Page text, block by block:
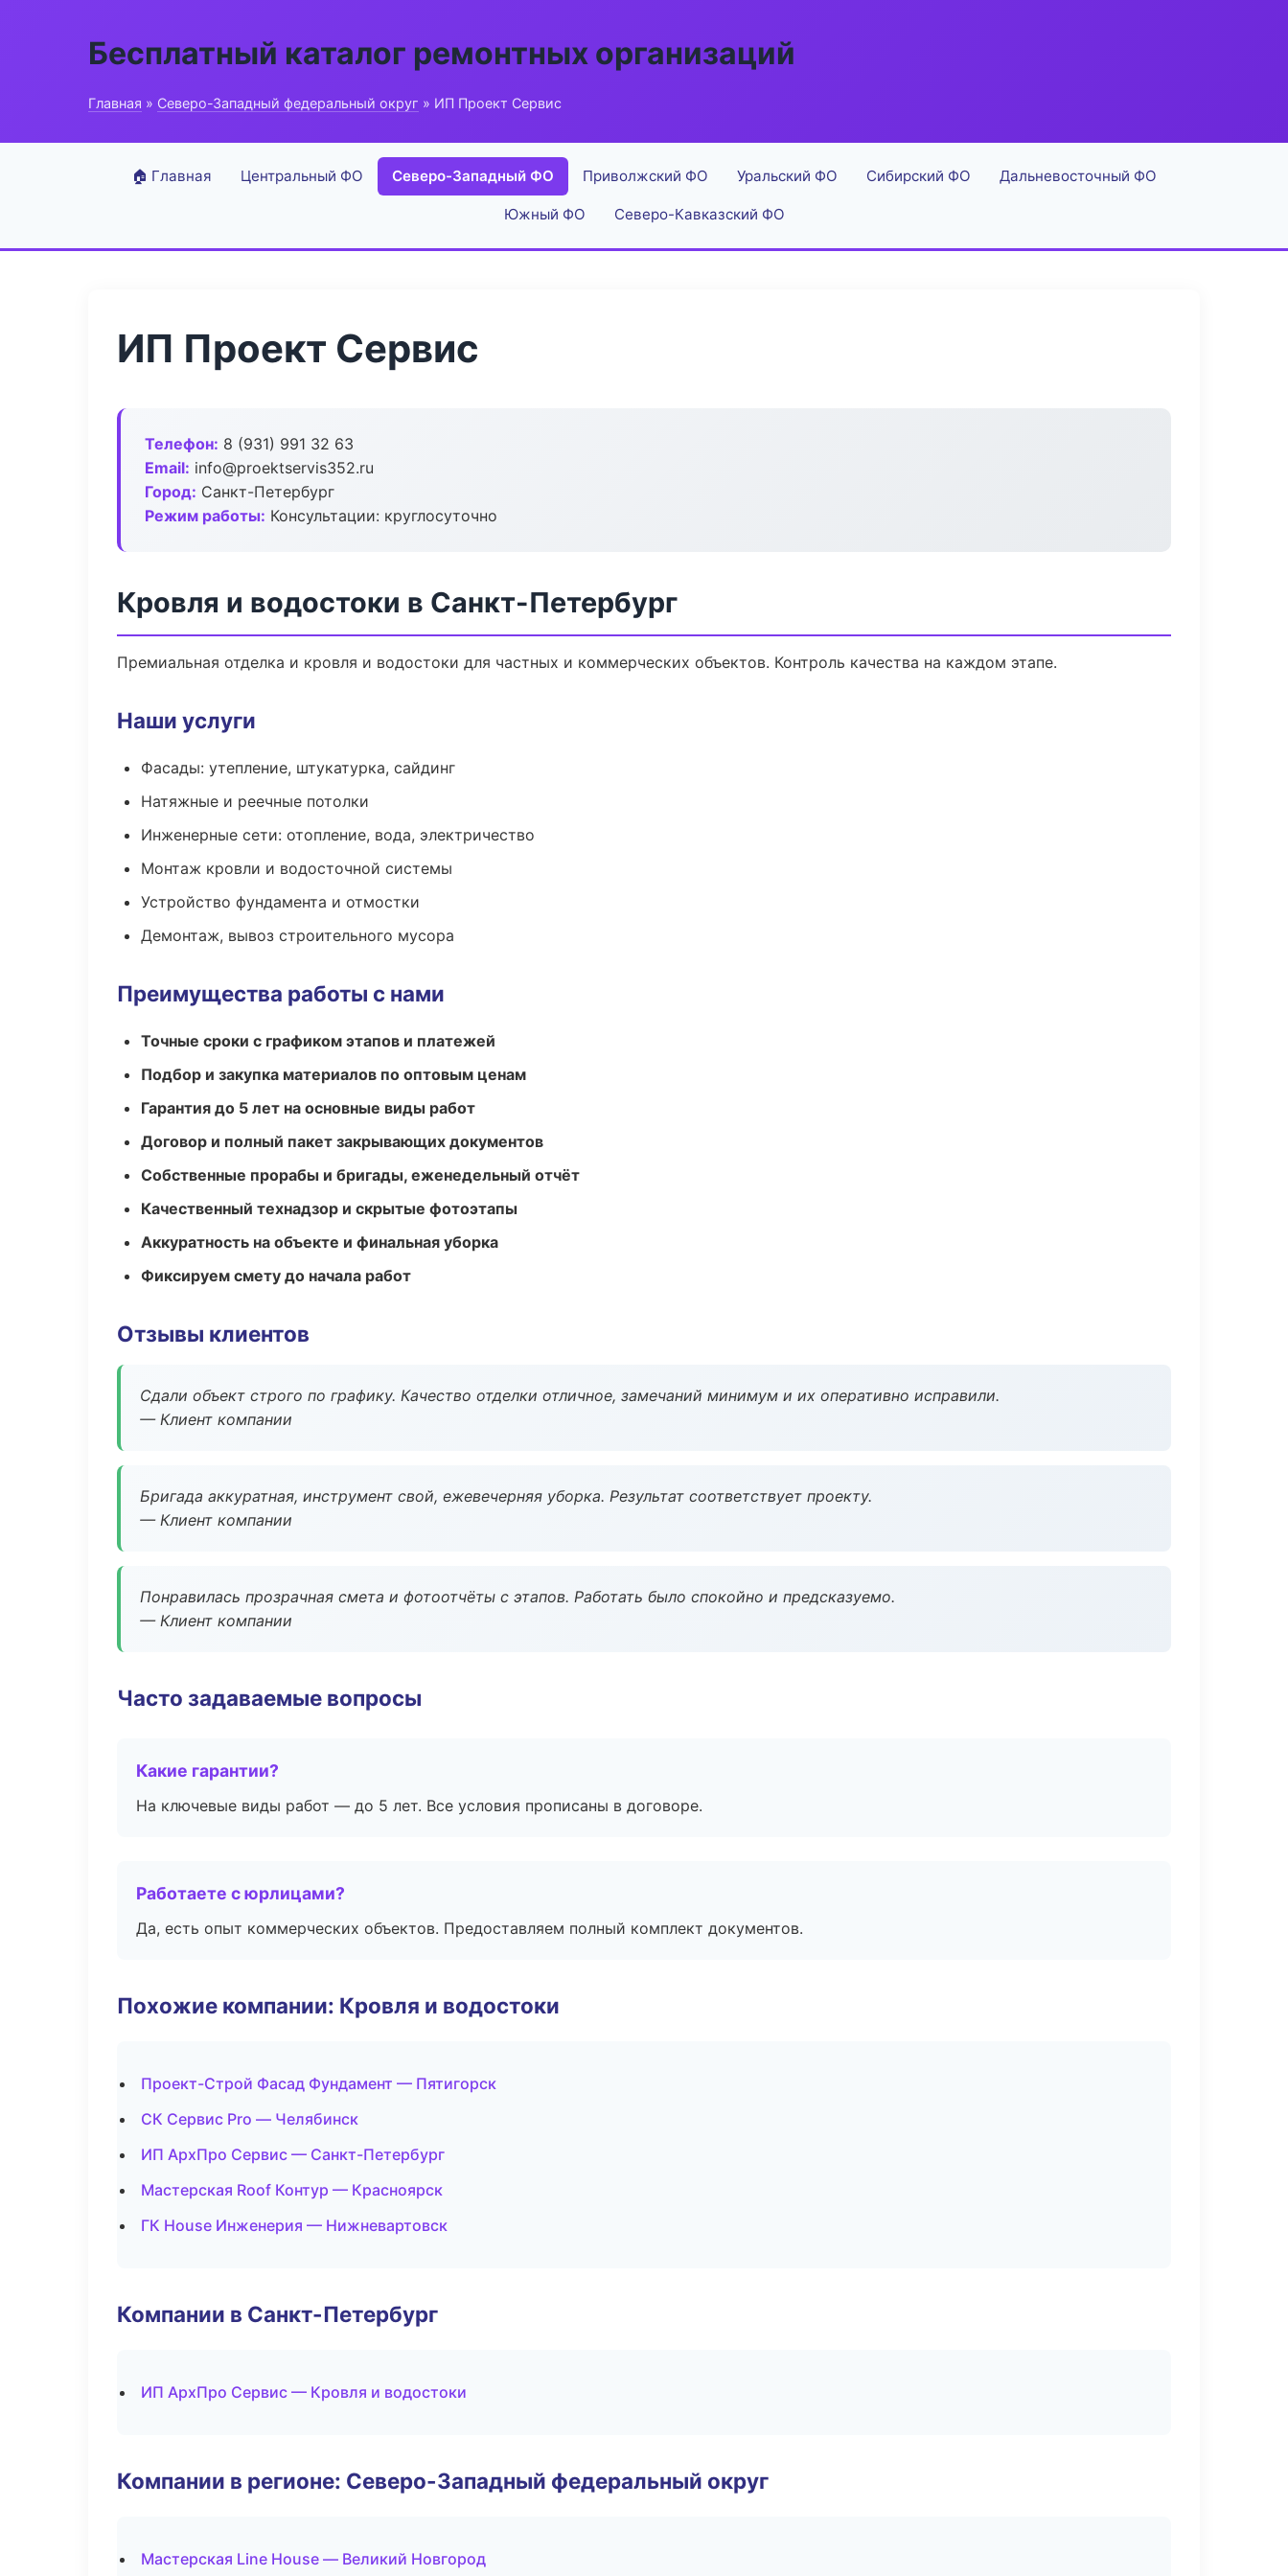
Бесплатный каталог ремонтных организаций
Главная » Северо-Западный федеральный округ » ИП Проект Сервис
🏠 Главная Центральный ФО Северо-Западный ФО Приволжский ФО Уральский ФО Сибирский ФО Дальневосточный ФО
Южный ФО Северо-Кавказский ФО
ИП Проект Сервис
Телефон: 8 (931) 991 32 63
Email: info@proektservis352.ru
Город: Санкт-Петербург
Режим работы: Консультации: круглосуточно
Кровля и водостоки в Санкт-Петербург
Премиальная отделка и кровля и водостоки для частных и коммерческих объектов. Контроль качества на каждом этапе.
Наши услуги
Фасады: утепление, штукатурка, сайдинг
Натяжные и реечные потолки
Инженерные сети: отопление, вода, электричество
Монтаж кровли и водосточной системы
Устройство фундамента и отмостки
Демонтаж, вывоз строительного мусора
Преимущества работы с нами
Точные сроки с графиком этапов и платежей
Подбор и закупка материалов по оптовым ценам
Гарантия до 5 лет на основные виды работ
Договор и полный пакет закрывающих документов
Собственные прорабы и бригады, еженедельный отчёт
Качественный технадзор и скрытые фотоэтапы
Аккуратность на объекте и финальная уборка
Фиксируем смету до начала работ
Отзывы клиентов
Сдали объект строго по графику. Качество отделки отличное, замечаний минимум и их оперативно исправили.
— Клиент компании
Бригада аккуратная, инструмент свой, ежевечерняя уборка. Результат соответствует проекту.
— Клиент компании
Понравилась прозрачная смета и фотоотчёты с этапов. Работать было спокойно и предсказуемо.
— Клиент компании
Часто задаваемые вопросы
Какие гарантии?
На ключевые виды работ — до 5 лет. Все условия прописаны в договоре.
Работаете с юрлицами?
Да, есть опыт коммерческих объектов. Предоставляем полный комплект документов.
Похожие компании: Кровля и водостоки
Проект-Строй Фасад Фундамент — Пятигорск
СК Сервис Pro — Челябинск
ИП АрхПро Сервис — Санкт-Петербург
Мастерская Roof Контур — Красноярск
ГК House Инженерия — Нижневартовск
Компании в Санкт-Петербург
ИП АрхПро Сервис — Кровля и водостоки
Компании в регионе: Северо-Западный федеральный округ
Мастерская Line House — Великий Новгород